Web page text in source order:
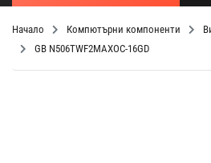
Начало Компютърни компоненти
GB N506TWF2MAXOC-16GD